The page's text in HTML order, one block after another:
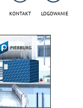
KONTAKT LOGOWANIE